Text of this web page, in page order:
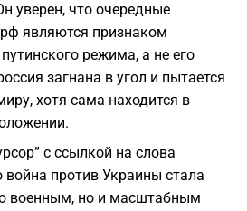
уверен, что очередные
являются признаком
режима, а не его
загнана в угол и пытается
хотя сама находится в
с ссылкой на слова
война против Украины стала
военным, но и масштабным